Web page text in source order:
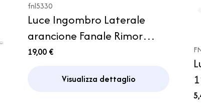
fnl5330
Luce Ingombro Laterale
arancione Fanale Rimor
Camper Caravan Camion
19,00 €
Visualizza dettaglio